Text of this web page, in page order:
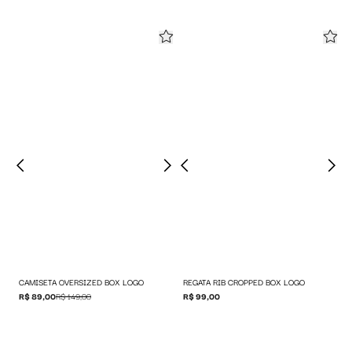
CAMISETA OVERSIZED BOX LOGO
R$ 89,00R$ 149,00
REGATA RIB CROPPED BOX LOGO
R$ 99,00